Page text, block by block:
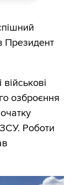
Президент
озброєння
ЗСУ. Роботи